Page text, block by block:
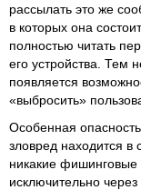
рассылать это же
в которых она
полностью читать
его устройства. Тем
появляется
«выбросить»
Особенная
зловред находится
никакие фишинговые
исключительно